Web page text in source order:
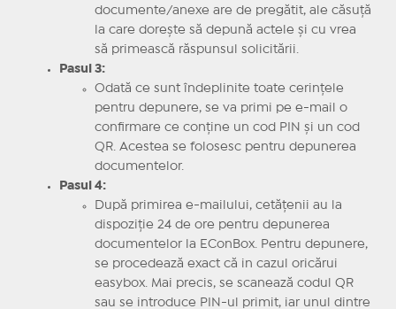
documente/anexe are de pregătit, ale căsuță
la care dorește să depună actele și cu vrea
să primească răspunsul solicitării.
Pasul 3:
Odată ce sunt îndeplinite toate cerințele
pentru depunere, se va primi pe e-mail o
confirmare ce conține un cod PIN și un cod
QR. Acestea se folosesc pentru depunerea
documentelor.
Pasul 4:
După primirea e-mailului, cetățenii au la
dispoziție 24 de ore pentru depunerea
documentelor la EConBox. Pentru depunere,
se procedează exact că in cazul oricărui
easybox. Mai precis, se scanează codul QR
sau se introduce PIN-ul primit, iar unul dintre